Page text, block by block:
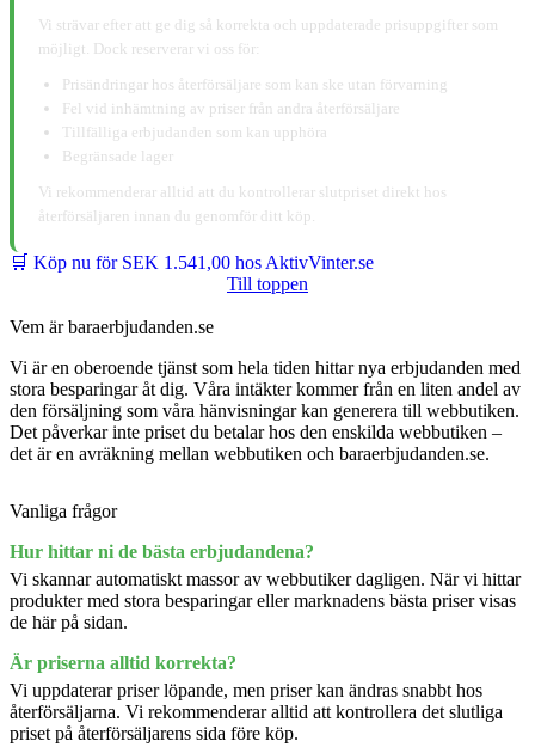
Vi strävar efter att ge dig så korrekta och uppdaterade prisuppgifter som
möjligt. Dock reserverar vi oss för:
Prisändringar hos återförsäljare som kan ske utan förvarning
Fel vid inhämtning av priser från andra återförsäljare
Tillfälliga erbjudanden som kan upphöra
Begränsade lager
Vi rekommenderar alltid att du kontrollerar slutpriset direkt hos
återförsäljaren innan du genomför ditt köp.
🛒 Köp nu för SEK 1.541,00 hos AktivVinter.se
Till toppen
Vem är baraerbjudanden.se
Vi är en oberoende tjänst som hela tiden hittar nya erbjudanden med
stora besparingar åt dig. Våra intäkter kommer från en liten andel av
den försäljning som våra hänvisningar kan generera till webbutiken.
Det påverkar inte priset du betalar hos den enskilda webbutiken –
det är en avräkning mellan webbutiken och baraerbjudanden.se.
Vanliga frågor
Hur hittar ni de bästa erbjudandena?
Vi skannar automatiskt massor av webbutiker dagligen. När vi hittar
produkter med stora besparingar eller marknadens bästa priser visas
de här på sidan.
Är priserna alltid korrekta?
Vi uppdaterar priser löpande, men priser kan ändras snabbt hos
återförsäljarna. Vi rekommenderar alltid att kontrollera det slutliga
priset på återförsäljarens sida före köp.